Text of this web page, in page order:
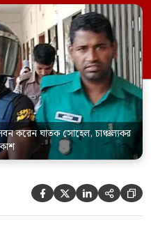
(২৪ মে) সকালে
থানার উপ-
নিছিত করেন।
করেন ঘাতক সোহেল, চাঞ্চল্যকর
    